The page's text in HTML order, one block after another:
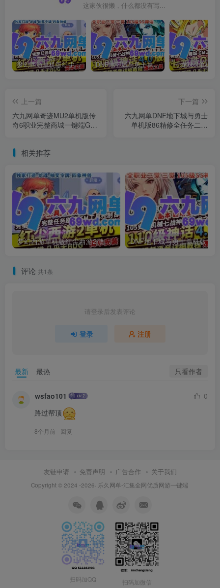
这家伙很懒，什么都没有写...
梦幻西游单机版红尘西游2微变独家打造龙魂抽奖令牌四象神兽 DNF地下城与勇士单机版110级神话版4.0全主线任务龙之庭院机械七战神实验室
上一篇
六九网单奇迹MU2单机版传
奇6职业完整商城一键端GM
下一篇
六九网单DNF地下城与勇士
单机版86精修全任务二觉
相关推荐
梦幻西游单机版红尘西游2微变独家打造龙魂抽奖令牌四象神兽
评论 共1条
请登录后发表评论
登录 注册
最新 最热 只看作者
wsfao101
0
路过帮顶
8个月前 回复
友链申请 免责声明 广告合作 关于我们
Copyright © 2024 -2026· 乐久网单-汇集全网优质网游一键端
扫码加QQ 扫码加微信